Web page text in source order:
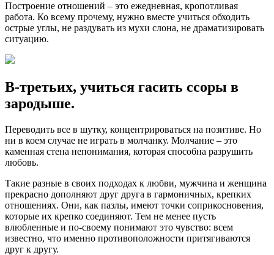
Построение отношений – это ежедневная, кропотливая
работа. Ко всему прочему, нужно вместе учиться обходить
острые углы, не раздувать из мухи слона, не драматизировать
ситуацию.
В-третьих, учиться гасить ссоры в
зародыше.
Переводить все в шутку, концентрироваться на позитиве. Но
ни в коем случае не играть в молчанку. Молчание – это
каменная стена непонимания, которая способна разрушить
любовь.
Такие разные в своих подходах к любви, мужчина и женщина
прекрасно дополняют друг друга в гармоничных, крепких
отношениях. Они, как пазлы, имеют точки соприкосновения,
которые их крепко соединяют. Тем не менее пусть
влюбленные и по-своему понимают это чувство: всем
известно, что именно противоположности притягиваются
друг к другу.